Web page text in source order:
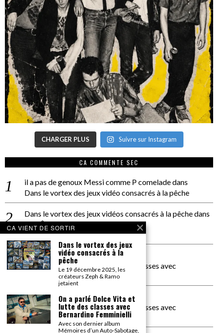
CHARGER PLUS Suivre sur Instagram
CA COMMENTE SEC
il a pas de genoux Messi comme P comeladedans
Dans le vortex des jeux vidéo consacrés à la pêche
Dans le vortex des jeux vidéos consacrés à la pêchedans
PACÔME THIELLEMENT
La séance d’Hip Gnose
La Patrie
dans
On a parlé Dolce Vita et lutte des classes avec
Bernardino Femminielli
carte noire negra à l'o tiededans
On a parlé Dolce Vita et lutte des classes avec
Bernardino Femminielli
CA VIENT DE SORTIR
Dans le vortex des jeux
vidéo consacrés à la
pêche
Le 19 décembre 2025, les
créateurs Zeph & Ramo
jetaient
On a parlé Dolce Vita et
lutte des classes avec
Bernardino Femminielli
Avec son dernier album
Mémoires d’un Auto-Sabotage,